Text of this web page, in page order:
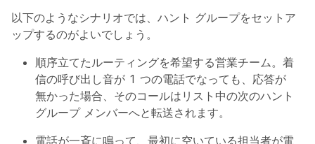
以下のようなシナリオでは、ハント グループをセットア
ップするのがよいでしょう。
順序立てたルーティングを希望する営業チーム。着
信の呼び出し音が 1 つの電話でなっても、応答が
無かった場合、そのコールはリスト中の次のハント
グループ メンバーへと転送されます。
電話が一斉に鳴って、最初に空いている担当者が電